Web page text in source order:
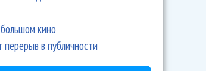
кино
в публичности